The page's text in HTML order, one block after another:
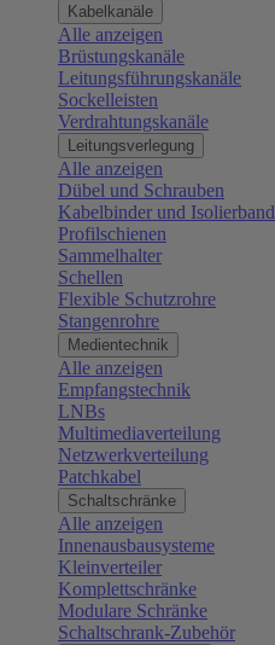
Kabelkanäle
Alle anzeigen
Brüstungskanäle
Leitungsführungskanäle
Sockelleisten
Verdrahtungskanäle
Leitungsverlegung
Alle anzeigen
Dübel und Schrauben
Kabelbinder und Isolierband
Profilschienen
Sammelhalter
Schellen
Flexible Schutzrohre
Stangenrohre
Medientechnik
Alle anzeigen
Empfangstechnik
LNBs
Multimediaverteilung
Netzwerkverteilung
Patchkabel
Schaltschränke
Alle anzeigen
Innenausbausysteme
Kleinverteiler
Komplettschränke
Modulare Schränke
Schaltschrank-Zubehör